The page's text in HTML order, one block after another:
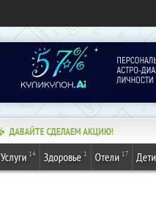
ДАВАЙТЕ СДЕЛАЕМ АКЦИЮ!
Услуги 14 Здоровье 1 Отели 17 Дети